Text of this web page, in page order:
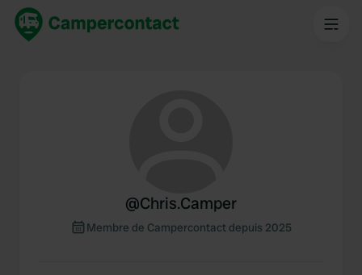
@Chris.Camper
Membre de Campercontact depuis 2025